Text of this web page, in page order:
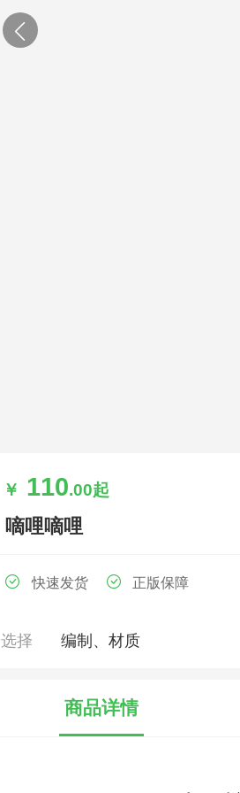
￥ 110.00起
嘀哩嘀哩
快速发货 正版保障
选择 编制、材质
商品详情